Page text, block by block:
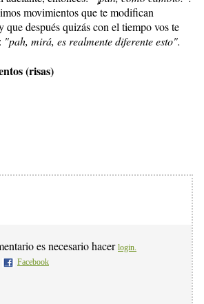
movimientos que te modifican
que después quizás con el tiempo vos te
"pah, mirá, es realmente diferente esto".
(risas)
es necesario hacer login.
Facebook